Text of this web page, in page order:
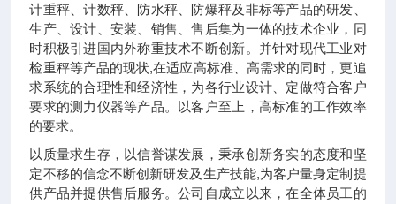
计重秤、计数秤、防水秤、防爆秤及非标等产品的研发、
生产、设计、安装、销售、售后集为一体的技术企业，同
时积极引进国内外称重技术不断创新。并针对现代工业对
检重秤等产品的现状,在适应高标准、高需求的同时，更追
求系统的合理性和经济性，为各行业设计、定做符合客户
要求的测力仪器等产品。以客户至上，高标准的工作效率
的要求。
以质量求生存，以信誉谋发展，秉承创新务实的态度和坚
定不移的信念不断创新研发及生产技能,为客户量身定制提
供产品并提供售后服务。公司自成立以来，在全体员工的